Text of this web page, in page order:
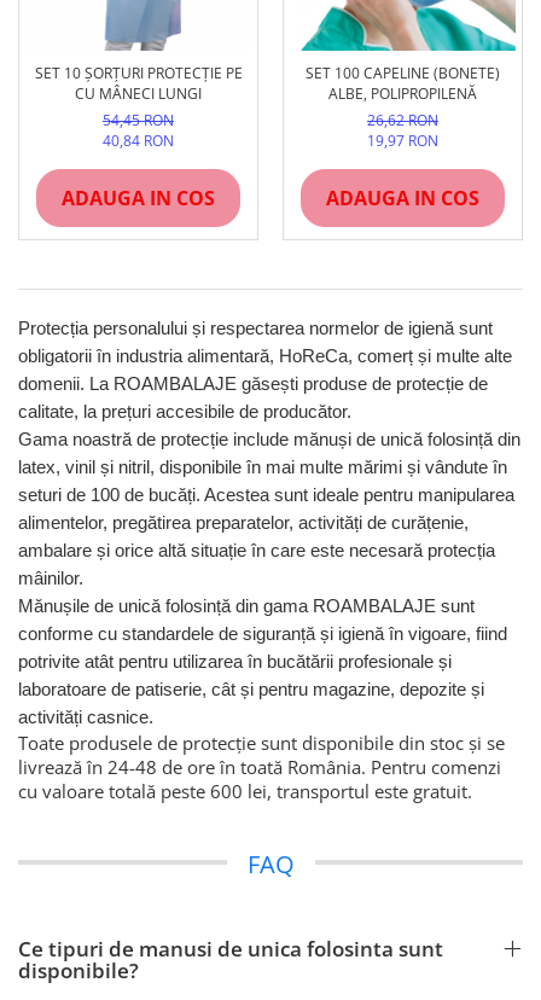
SET 10 ȘORȚURI PROTECȚIE PE
CU MÂNECI LUNGI
54,45 RON
40,84 RON
ADAUGA IN COS
SET 100 CAPELINE (BONETE)
ALBE, POLIPROPILENĂ
26,62 RON
19,97 RON
ADAUGA IN COS
Protecția personalului și respectarea normelor de igienă sunt
obligatorii în industria alimentară, HoReCa, comerț și multe alte
domenii. La ROAMBALAJE găsești produse de protecție de
calitate, la prețuri accesibile de producător.
Gama noastră de protecție include mănuși de unică folosință din
latex, vinil și nitril, disponibile în mai multe mărimi și vândute în
seturi de 100 de bucăți. Acestea sunt ideale pentru manipularea
alimentelor, pregătirea preparatelor, activități de curățenie,
ambalare și orice altă situație în care este necesară protecția
mâinilor.
Mănușile de unică folosință din gama ROAMBALAJE sunt
conforme cu standardele de siguranță și igienă în vigoare, fiind
potrivite atât pentru utilizarea în bucătării profesionale și
laboratoare de patiserie, cât și pentru magazine, depozite și
activități casnice.
Toate produsele de protecție sunt disponibile din stoc și se
livrează în 24-48 de ore în toată România. Pentru comenzi
cu valoare totală peste 600 lei, transportul este gratuit.
FAQ
Ce tipuri de manusi de unica folosinta sunt
disponibile?